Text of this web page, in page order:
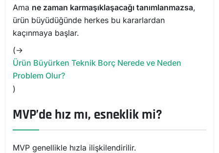
Ama ne zaman karmaşıklaşacağı tanımlanmazsa,
ürün büyüdüğünde herkes bu kararlardan
kaçınmaya başlar.
(→
Ürün Büyürken Teknik Borç Nerede ve Neden
Problem Olur?
)
MVP’de hız mı, esneklik mi?
MVP genellikle hızla ilişkilendirilir.